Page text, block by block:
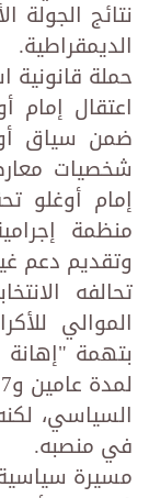
نتائج الجولة
الديمقراطية.
حملة
اعتقال إمام
ضمن سياق
شخصيات
إمام أوغلو
منظمة
وتقديم دعم
تحالفه
بتهمة "إهانة
السياسي،
في منصبه.
مسيرة